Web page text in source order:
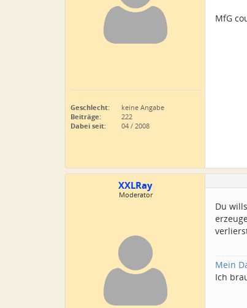
Geschlecht:
keine Angabe
Beiträge:
222
Dabei seit:
04 / 2008
MfG
XXLRay
Moderator
Du
Mein
Ich